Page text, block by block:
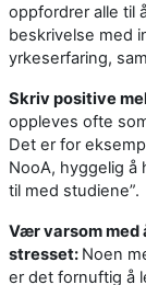
oppfordrer alle til
beskrivelse med
yrkeserfaring,
Skriv positive
oppleves ofte
Det er for
NooA, hyggelig å
til med studiene”.
Vær varsom med
stresset: Noen
er det fornuftig å